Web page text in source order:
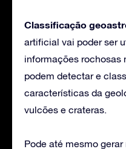
Classificação
artificial vai poder ser
informações rochosas
podem detectar e
características da
vulcões e crateras.
Pode até mesmo